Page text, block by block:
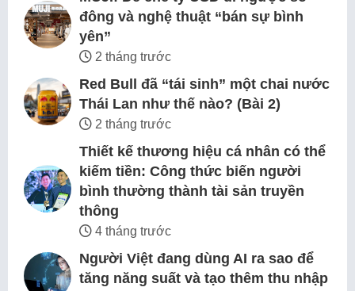
đông và nghệ thuật “bán sự bình
yên”
2 tháng trước
Red Bull đã “tái sinh” một chai nước
Thái Lan như thế nào? (Bài 2)
2 tháng trước
Thiết kế thương hiệu cá nhân có thể
kiếm tiền: Công thức biến người
bình thường thành tài sản truyền
thông
4 tháng trước
Người Việt đang dùng AI ra sao để
tăng năng suất và tạo thêm thu nhập